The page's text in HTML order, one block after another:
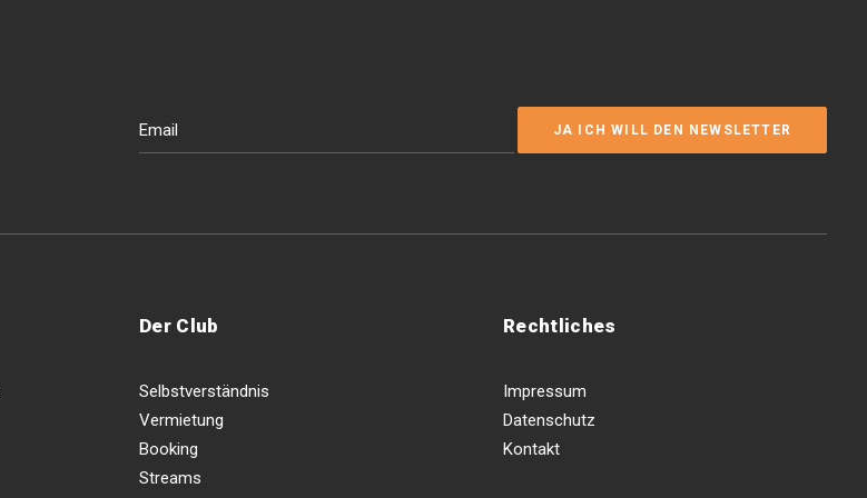
Der Club
Selbstverständnis
Vermietung
Booking
Streams
Rechtliches
Impressum
Datenschutz
Kontakt